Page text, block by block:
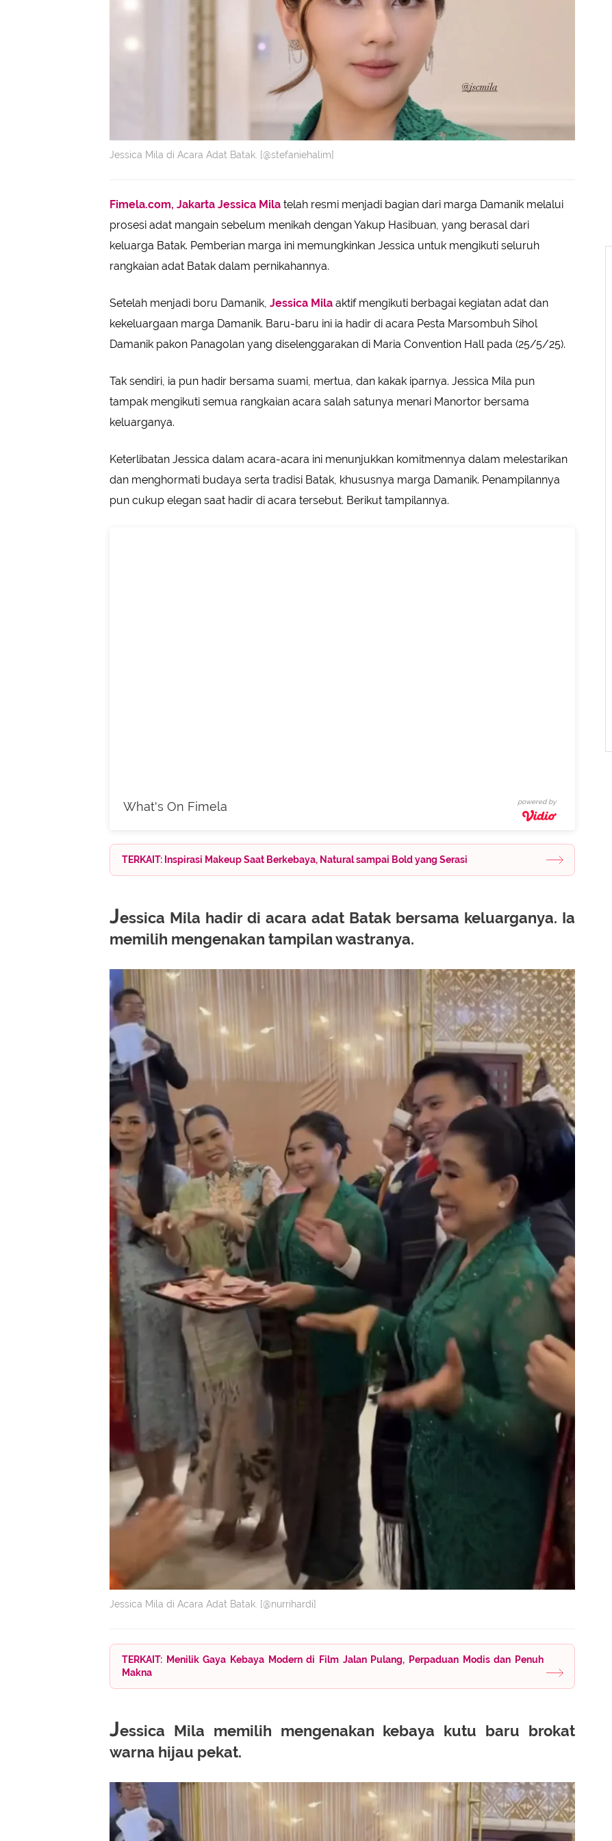
Jessica Mila di Acara Adat Batak. [@stefaniehalim]
Fimela.com, Jakarta Jessica Mila telah resmi menjadi bagian dari marga Damanik melalui
prosesi adat mangain sebelum menikah dengan Yakup Hasibuan, yang berasal dari
keluarga Batak. Pemberian marga ini memungkinkan Jessica untuk mengikuti seluruh
rangkaian adat Batak dalam pernikahannya.
Setelah menjadi boru Damanik, Jessica Mila aktif mengikuti berbagai kegiatan adat dan
kekeluargaan marga Damanik. Baru-baru ini ia hadir di acara Pesta Marsombuh Sihol
Damanik pakon Panagolan yang diselenggarakan di Maria Convention Hall pada (25/5/25).
Tak sendiri, ia pun hadir bersama suami, mertua, dan kakak iparnya. Jessica Mila pun
tampak mengikuti semua rangkaian acara salah satunya menari Manortor bersama
keluarganya.
Keterlibatan Jessica dalam acara-acara ini menunjukkan komitmennya dalam melestarikan
dan menghormati budaya serta tradisi Batak, khususnya marga Damanik. Penampilannya
pun cukup elegan saat hadir di acara tersebut. Berikut tampilannya.
What's On Fimela powered by
TERKAIT: Inspirasi Makeup Saat Berkebaya, Natural sampai Bold yang Serasi
Jessica Mila hadir di acara adat Batak bersama keluarganya. Ia
memilih mengenakan tampilan wastranya.
Jessica Mila di Acara Adat Batak. [@nurrihardi]
TERKAIT: Menilik Gaya Kebaya Modern di Film Jalan Pulang, Perpaduan Modis dan Penuh
Makna
Jessica Mila memilih mengenakan kebaya kutu baru brokat
warna hijau pekat.